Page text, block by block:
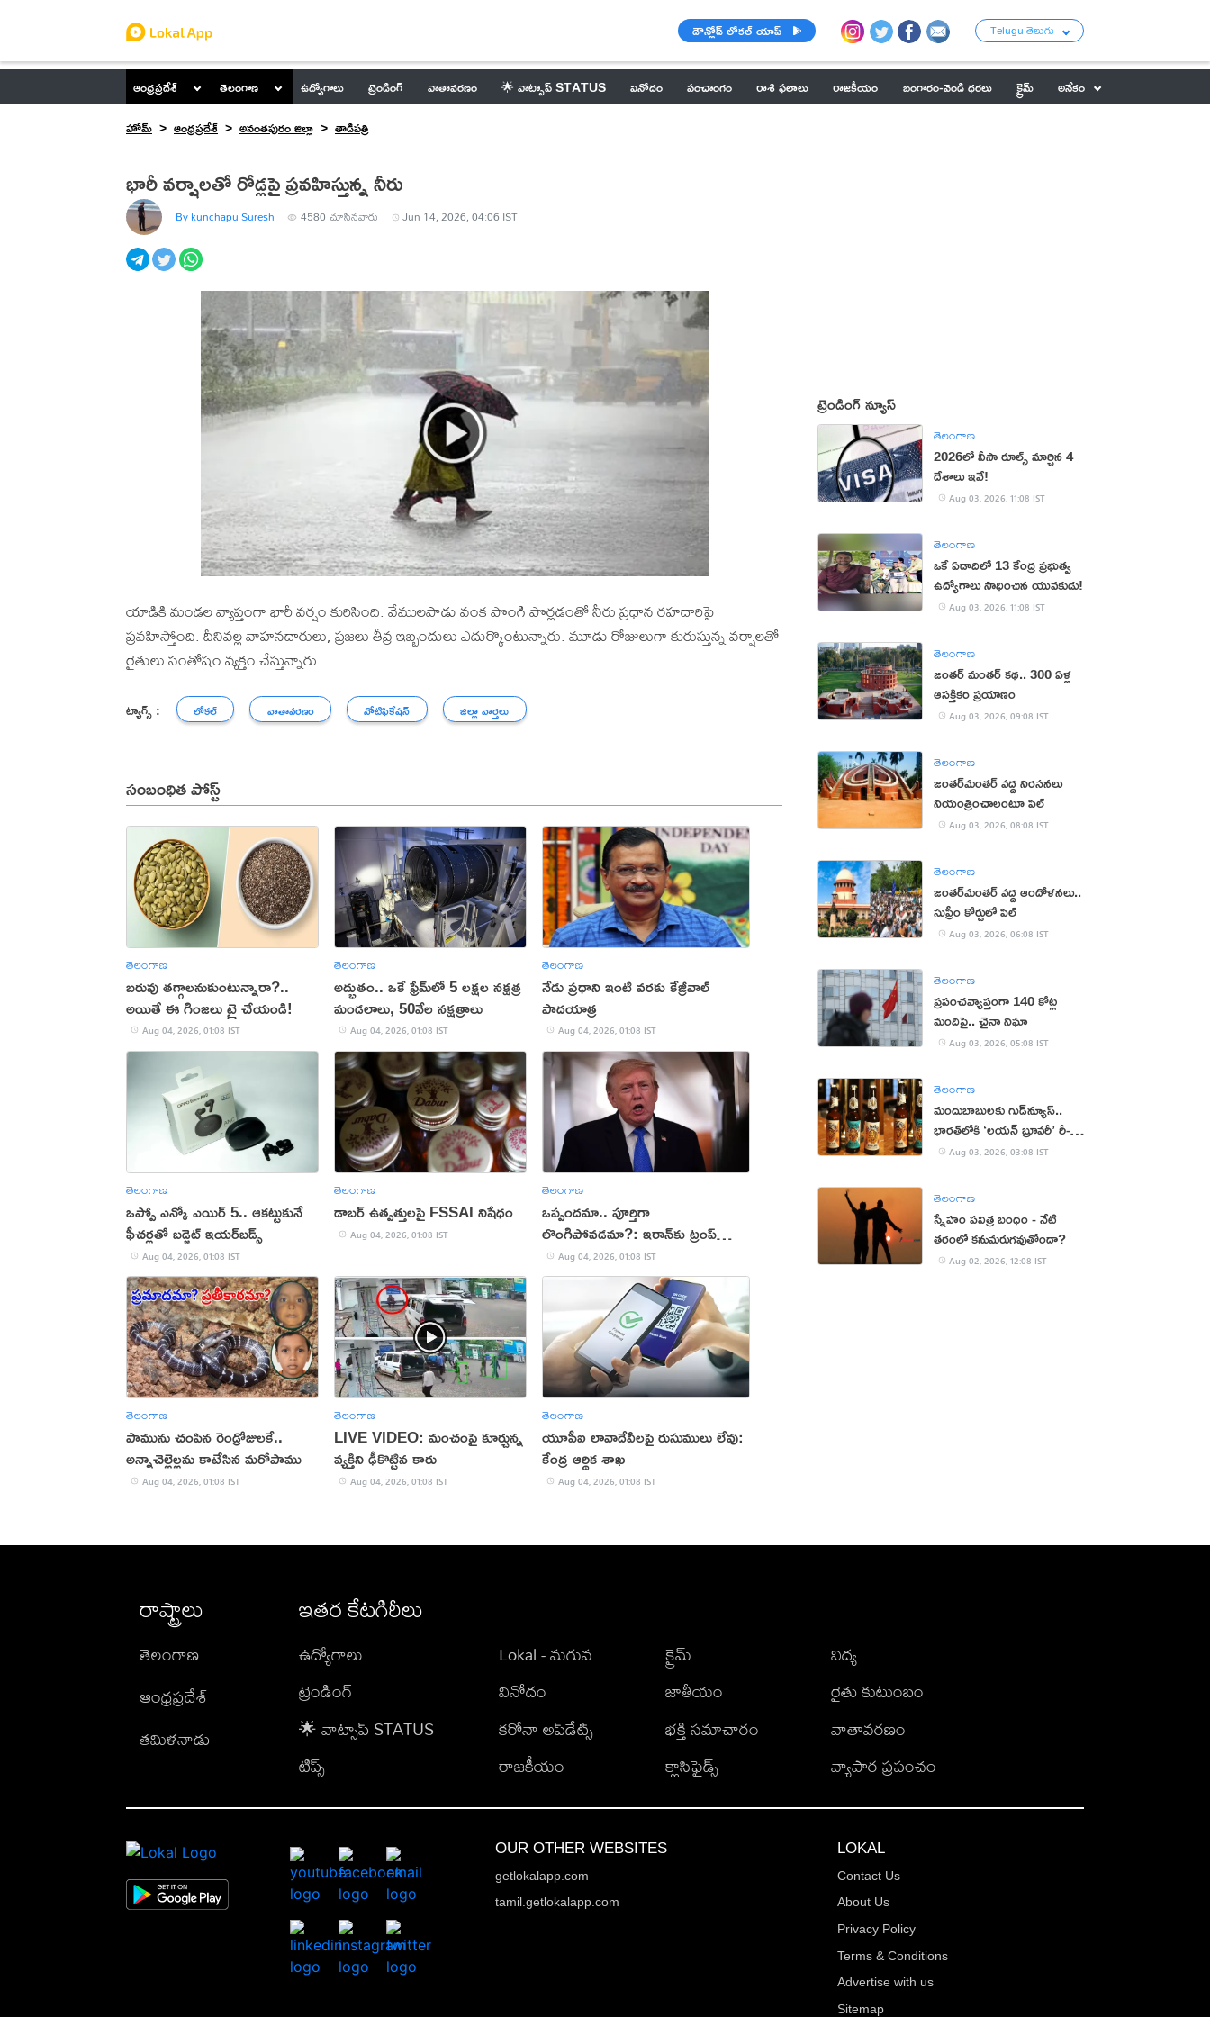
డౌన్లోడ్ లోకల్ యాప్ Telugu తెలుగు
ఆంధ్రప్రదేశ్ తెలంగాణ ఉద్యోగాలు ట్రెండింగ్ వాతావరణం 🌟 వాట్సాప్ STATUS వినోదం పంచాంగం రాశి ఫలాలు రాజకీయం బంగారం-వెండి ధరలు క్రైమ్
అనేకం
హోమ్
ఆంధ్రప్రదేశ్ అనంతపురం జిల్లా తాడిపత్రి
భారీ వర్షాలతో రోడ్లపై ప్రవహిస్తున్న నీరు
By kunchapu Suresh 4580 చూసినవారు Jun 14, 2026, 04:06 IST
యాడికి మండల వ్యాప్తంగా భారీ వర్షం కురిసింది. వేములపాడు వంక పొంగి పొర్లడంతో నీరు ప్రధాన రహదారిపై
ప్రవహిస్తోంది. దీనివల్ల వాహనదారులు, ప్రజలు తీవ్ర ఇబ్బందులు ఎదుర్కొంటున్నారు. మూడు రోజులుగా కురుస్తున్న వర్షాలతో
రైతులు సంతోషం వ్యక్తం చేస్తున్నారు.
ట్యాగ్స్ : లోకల్ వాతావరణం నోటిఫికేషన్ జిల్లా వార్తలు
సంబంధిత పోస్ట్
తెలంగాణ
బరువు తగ్గాలనుకుంటున్నారా?..
అయితే ఈ గింజలు ట్రై చేయండి!
Aug 04, 2026, 01:08 IST
తెలంగాణ
అద్భుతం.. ఒకే ఫ్రేమ్‌లో 5 లక్షల నక్షత్ర
మండలాలు, 50వేల నక్షత్రాలు
Aug 04, 2026, 01:08 IST
తెలంగాణ
నేడు ప్రధాని ఇంటి వరకు కేజ్రీవాల్‌
పాదయాత్ర
Aug 04, 2026, 01:08 IST
తెలంగాణ
ఒప్పో ఎన్కో ఎయిర్ 5.. ఆకట్టుకునే
ఫీచర్లతో బడ్జెట్ ఇయర్‌బడ్స్
Aug 04, 2026, 01:08 IST
తెలంగాణ
డాబర్ ఉత్పత్తులపై FSSAI నిషేధం
Aug 04, 2026, 01:08 IST
తెలంగాణ
ఒప్పందమా.. పూర్తిగా
లొంగిపోవడమా?: ఇరాన్‌కు ట్రంప్
అల్టిమేటం
Aug 04, 2026, 01:08 IST
తెలంగాణ
పామును చంపిన రెండ్రోజులకే..
అన్నాచెల్లెల్లను కాటేసిన మరోపాము
Aug 04, 2026, 01:08 IST
తెలంగాణ
LIVE VIDEO: మంచంపై కూర్చున్న
వ్యక్తిని ఢీకొట్టిన కారు
Aug 04, 2026, 01:08 IST
తెలంగాణ
యూపీఐ లావాదేవీలపై రుసుములు లేవు:
కేంద్ర ఆర్థిక శాఖ
Aug 04, 2026, 01:08 IST
ట్రెండింగ్ న్యూస్
తెలంగాణ
2026లో వీసా రూల్స్ మార్చిన 4
దేశాలు ఇవే!
Aug 03, 2026, 11:08 IST
తెలంగాణ
ఒకే ఏడాదిలో 13 కేంద్ర ప్రభుత్వ
ఉద్యోగాలు సాధించిన యువకుడు!
Aug 03, 2026, 11:08 IST
తెలంగాణ
జంతర్‌ మంతర్‌ కథ.. 300 ఏళ్ల
ఆసక్తికర ప్రయాణం
Aug 03, 2026, 09:08 IST
తెలంగాణ
జంతర్‌మంతర్‌ వద్ద నిరసనలు
నియంత్రించాలంటూ పిల్
Aug 03, 2026, 08:08 IST
తెలంగాణ
జంతర్‌మంతర్‌ వద్ద ఆందోళనలు..
సుప్రీం కోర్టులో పిల్
Aug 03, 2026, 06:08 IST
తెలంగాణ
ప్రపంచవ్యాప్తంగా 140 కోట్ల
మందిపై.. చైనా నిఘా
Aug 03, 2026, 05:08 IST
తెలంగాణ
మందుబాబులకు గుడ్‌న్యూస్..
భారత్‌లోకి ‘లయన్ బ్రూవరీ’ రీ-
ఎంట్రీAug 03, 2026, 03:08 IST
తెలంగాణ
స్నేహం పవిత్ర బంధం - నేటి
తరంలో కనుమరుగవుతోందా?
Aug 02, 2026, 12:08 IST
రాష్ట్రాలు
తెలంగాణ
ఆంధ్రప్రదేశ్
తమిళనాడు
ఇతర కేటగిరీలు
ఉద్యోగాలు
ట్రెండింగ్
🌟 వాట్సాప్ STATUS
టిప్స్
Lokal - మగువ
వినోదం
కరోనా అప్‌డేట్స్
రాజకీయం
క్రైమ్
జాతీయం
భక్తి సమాచారం
క్లాసిఫైడ్స్
విద్య
రైతు కుటుంబం
వాతావరణం
వ్యాపార ప్రపంచం
OUR OTHER WEBSITES
getlokalapp.com
tamil.getlokalapp.com
LOKAL
Contact Us
About Us
Privacy Policy
Terms & Conditions
Advertise with us
Sitemap